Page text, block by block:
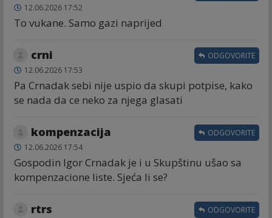
12.06.2026 17:52
To vukane. Samo gazi naprijed
crni
12.06.2026 17:53
Pa Crnadak sebi nije uspio da skupi potpise, kako
se nada da ce neko za njega glasati
ODGOVORITE
kompenzacija
12.06.2026 17:54
Gospodin Igor Crnadak je i u Skupštinu ušao sa
kompenzacione liste. Sjeća li se?
ODGOVORITE
rtrs ODGOVORITE